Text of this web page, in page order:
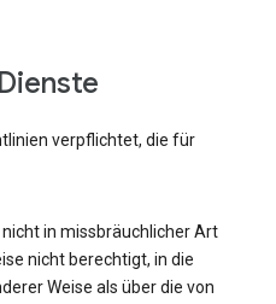
verpflichtet, die für
in missbräuchlicher Art
nicht berechtigt, in die
Weise als über die von